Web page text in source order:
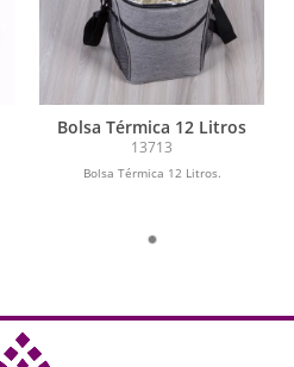
Bolsa Térmica 12 Litros
13713
Bolsa Térmica 12 Litros.